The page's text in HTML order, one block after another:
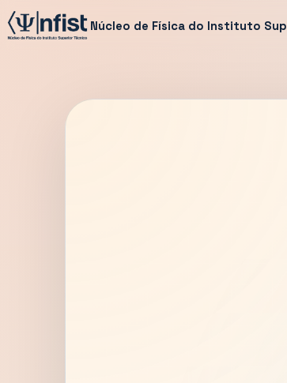
Núcleo de Física do Instituto